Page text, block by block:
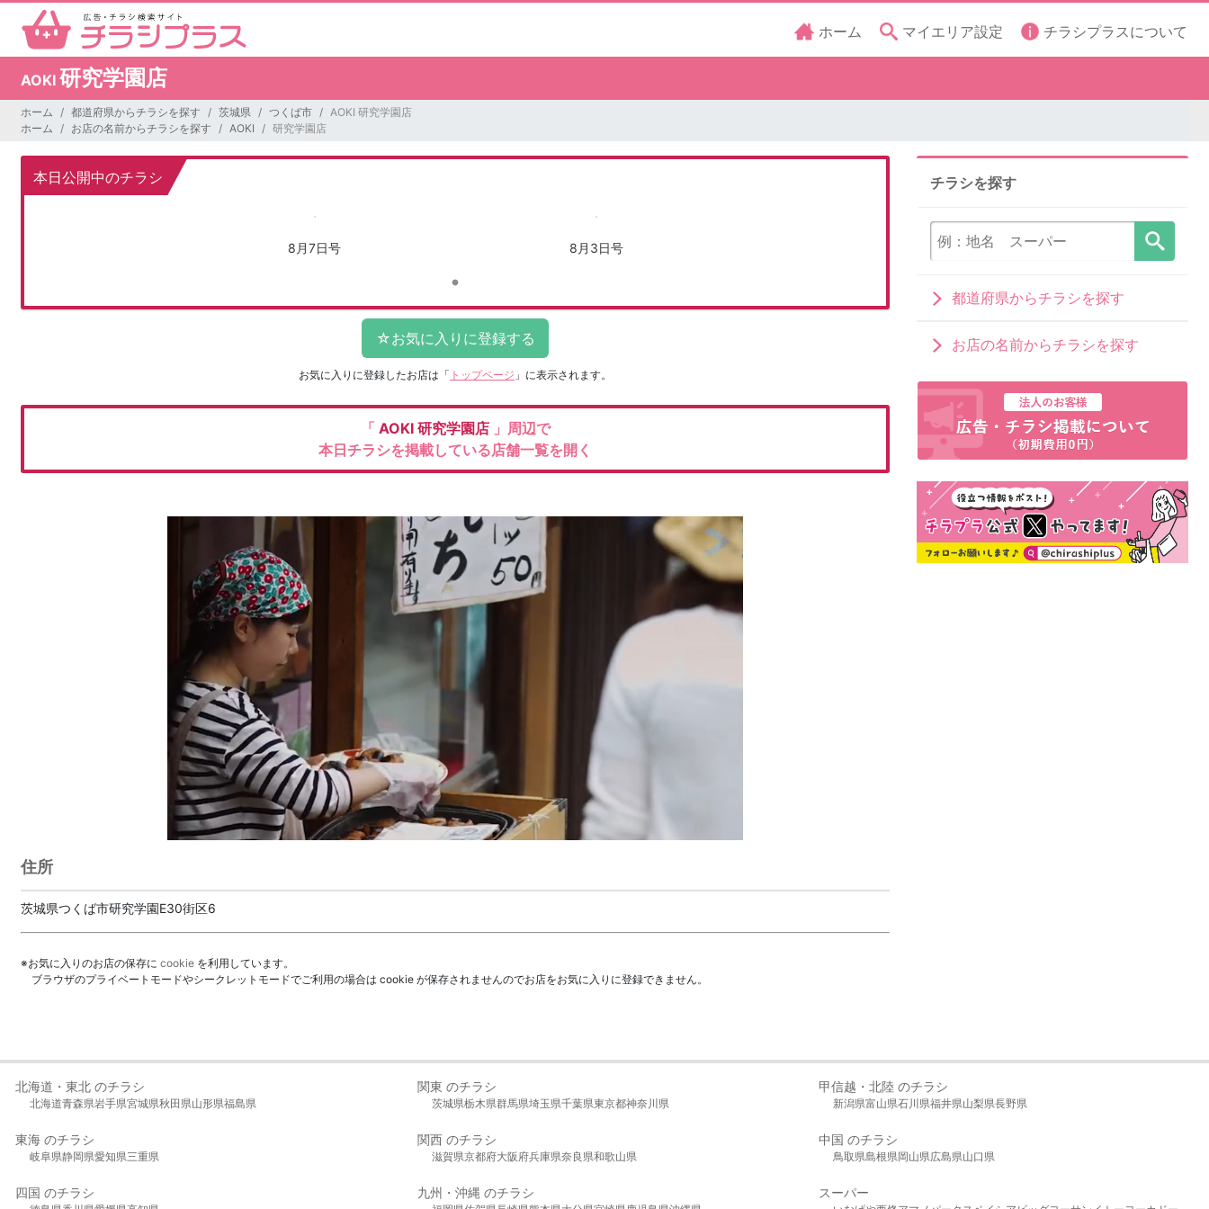
ホーム マイエリア設定 チラシプラスについて
AOKI 研究学園店
ホーム 都道府県からチラシを探す 茨城県 つくば市
AOKI 研究学園店
ホーム
お店の名前からチラシを探す AOKI 研究学園店
本日公開中のチラシ
8月7日号 8月3日号
お気に入りに登録したお店は 「 トップページ 」に表示されます。
「 AOKI 研究学園店 」周辺で
本日チラシを掲載している店舗一覧を開く
住所
茨城県つくば市研究学園E30街区6
※お気に入りのお店の保存に cookie を利用しています。
ブラウザのプライベートモードやシークレットモードでご利用の場合は cookie が保存されませんのでお店をお気に入りに登録できません。
チラシを探す
都道府県からチラシを探す
お店の名前からチラシを探す
北海道・東北 のチラシ
北海道青森県岩手県宮城県秋田県山形県福島県
関東 のチラシ
茨城県栃木県群馬県埼玉県千葉県東京都神奈川県
甲信越・北陸 のチラシ
新潟県富山県石川県福井県山梨県長野県
東海 のチラシ
岐阜県静岡県愛知県三重県
関西 のチラシ
滋賀県京都府大阪府兵庫県奈良県和歌山県
中国 のチラシ
鳥取県島根県岡山県広島県山口県
四国 のチラシ 九州・沖縄 のチラシ スーパー